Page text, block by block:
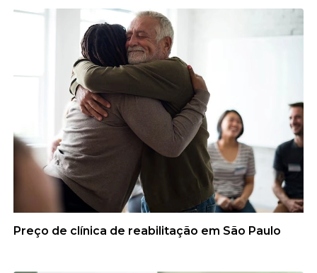
Preço de clínica de reabilitação em São Paulo